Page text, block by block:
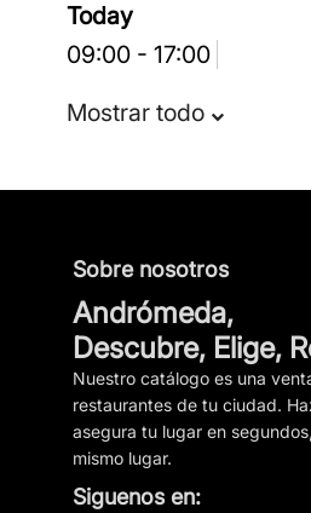
Today
09:00 - 17:00
Mostrar todo
Sobre nosotros
Andrómeda,
Descubre, Elige,
Nuestro catálogo es una
restaurantes de tu ciudad.
asegura tu lugar en
mismo lugar.
Siguenos en: